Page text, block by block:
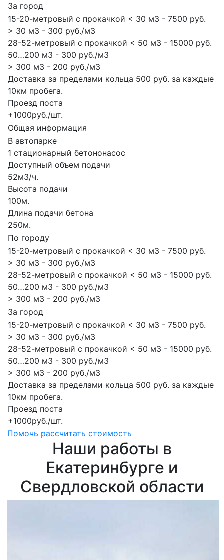
За город
15-20-метровый с прокачкой < 30 м3 - 7500 руб.
> 30 м3 - 300 руб./м3
28-52-метровый с прокачкой < 50 м3 - 15000 руб.
50…200 м3 - 300 руб./м3
> 300 м3 - 200 руб./м3
Доставка за пределами кольца 500 руб. за каждые
10км пробега.
Проезд поста
+1000руб./шт.
Общая информация
В автопарке
1 стационарный бетононасос
Доступный объем подачи
52м3/ч.
Высота подачи
100м.
Длина подачи бетона
250м.
По городу
15-20-метровый с прокачкой < 30 м3 - 7500 руб.
> 30 м3 - 300 руб./м3
28-52-метровый с прокачкой < 50 м3 - 15000 руб.
50…200 м3 - 300 руб./м3
> 300 м3 - 200 руб./м3
За город
15-20-метровый с прокачкой < 30 м3 - 7500 руб.
> 30 м3 - 300 руб./м3
28-52-метровый с прокачкой < 50 м3 - 15000 руб.
50…200 м3 - 300 руб./м3
> 300 м3 - 200 руб./м3
Доставка за пределами кольца 500 руб. за каждые
10км пробега.
Проезд поста
+1000руб./шт.
Помочь рассчитать стоимость
Наши работы в
Екатеринбурге и
Свердловской области